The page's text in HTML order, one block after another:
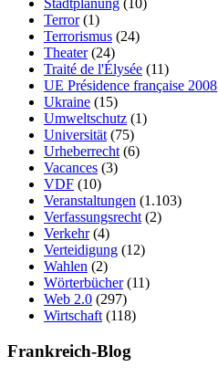
Stadtplanung (10)
Terror(1)
Terrorismus (24)
Theater(24)
Traité de l'Élysée (11)
UE Présidence française 2008
Ukraine (15)
Umweltschutz (1)
Universität (75)
Urheberrecht (6)
Vacances (3)
VDF (10)
Veranstaltungen (1.103)
Verfassungsrecht (2)
Verkehr(4)
Verteidigung (12)
Wahlen (2)
Wörterbücher(11)
Web 2.0 (297)
Wirtschaft (118)
Frankreich-Blog